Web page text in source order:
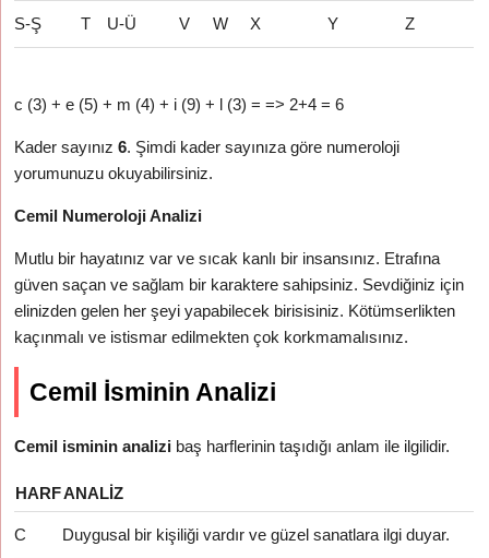
S-Ş T U-Ü V W X Y Z
c (3) + e (5) + m (4) + i (9) + l (3) = => 2+4 = 6
Kader sayınız6. Şimdi kader sayınıza göre numeroloji
yorumunuzu okuyabilirsiniz.
Cemil Numeroloji Analizi
Mutlu bir hayatınız var ve sıcak kanlı bir insansınız. Etrafına
güven saçan ve sağlam bir karaktere sahipsiniz. Sevdiğiniz için
elinizden gelen her şeyi yapabilecek birisisiniz. Kötümserlikten
kaçınmalı ve istismar edilmekten çok korkmamalısınız.
Cemil İsminin Analizi
Cemil isminin analizi baş harflerinin taşıdığı anlam ile ilgilidir.
HARFANALIZ
C Duygusal bir kişiliği vardır ve güzel sanatlara ilgi duyar.